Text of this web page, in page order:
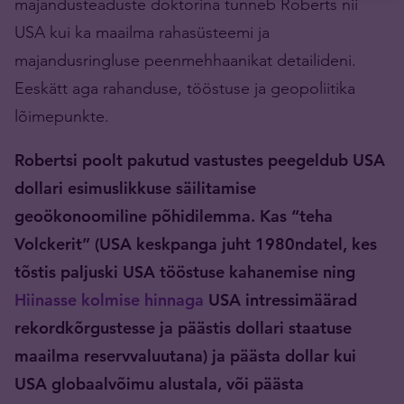
USA kui ka maailma rahasüsteemi ja
majandusringluse peenmehhaanikat detailideni.
Eeskätt aga rahanduse, tööstuse ja geopoliitika
lõimepunkte.
Robertsi poolt pakutud vastustes peegeldub USA
dollari esimuslikkuse säilitamise
geoökonoomiline põhidilemma. Kas “teha
Volckerit” (USA keskpanga juht 1980ndatel, kes
tõstis paljuski USA tööstuse kahanemise ning
Hiinasse kolmise hinnaga USA intressimäärad
rekordkõrgustesse ja päästis dollari staatuse
maailma reservvaluutana) ja päästa dollar kui
USA globaalvõimu alustala, või päästa